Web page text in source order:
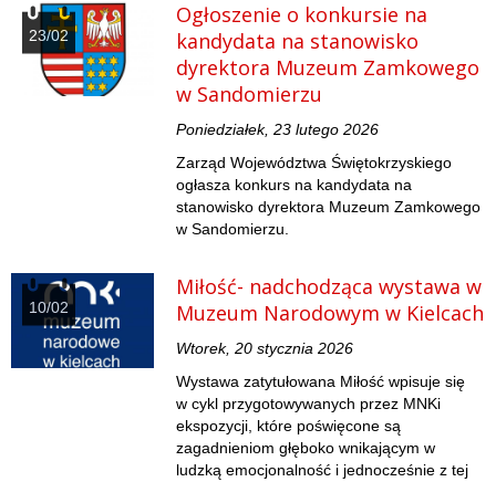
23/02
Ogłoszenie o konkursie na
kandydata na stanowisko
dyrektora Muzeum Zamkowego
w Sandomierzu
Poniedziałek, 23 lutego 2026
Zarząd Województwa Świętokrzyskiego
ogłasza konkurs na kandydata na
stanowisko dyrektora Muzeum Zamkowego
w Sandomierzu.
10/02
Miłość- nadchodząca wystawa w
Muzeum Narodowym w Kielcach
Wtorek, 20 stycznia 2026
Wystawa zatytułowana Miłość wpisuje się
w cykl przygotowywanych przez MNKi
ekspozycji, które poświęcone są
zagadnieniom głęboko wnikającym w
ludzką emocjonalność i jednocześnie z tej